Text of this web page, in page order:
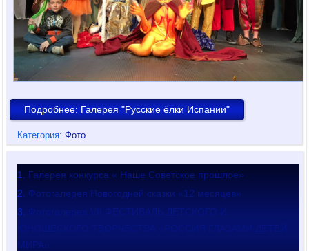
Подробнее: Галерея "Русские ёлки Испании"
Категория:Фото
Галерея конкурса « Наше Советское прошлое»
Фотогалерея Новогодней сказки «12 месяцев»
Фотогалерея VII ФЕСТИВАЛЬ ДЕТСКОГО И
МИРА»